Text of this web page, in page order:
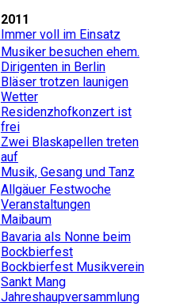
2011
Immer voll im Einsatz
Musiker besuchen ehem.
Dirigenten in Berlin
Bläser trotzen launigen
Wetter
Residenzhofkonzert ist
frei
Zwei Blaskapellen treten
auf
Musik, Gesang und Tanz
Allgäuer Festwoche
Veranstaltungen
Maibaum
Bavaria als Nonne beim
Bockbierfest
Bockbierfest Musikverein
Sankt Mang
Jahreshaupversammlung